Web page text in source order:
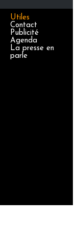
Utiles
Contact
Publicité
Agenda
La presse en
parle